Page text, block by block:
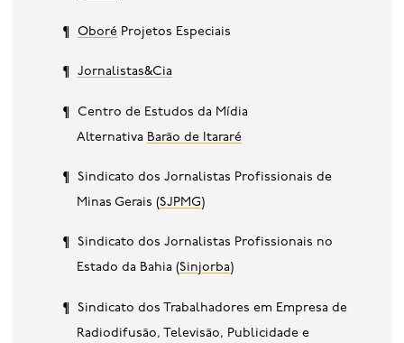
Oboré Projetos Especiais
Jornalistas&Cia
Centro de Estudos da Mídia
Alternativa Barão de Itararé
Sindicato dos Jornalistas Profissionais de
Minas Gerais (SJPMG)
Sindicato dos Jornalistas Profissionais no
Estado da Bahia (Sinjorba)
Sindicato dos Trabalhadores em Empresa de
Radiodifusão, Televisão, Publicidade e